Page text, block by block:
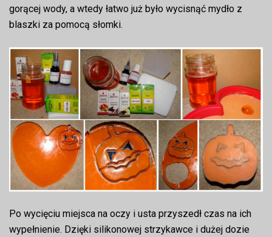
gorącej wody, a wtedy łatwo już było wycisnąć mydło z
blaszki za pomocą słomki.
Po wycięciu miejsca na oczy i usta przyszedł czas na ich
wypełnienie. Dzięki silikonowej strzykawce i dużej dozie